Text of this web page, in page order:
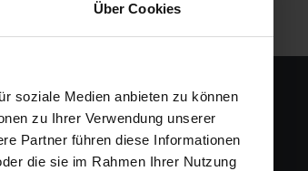
Über Cookies
soziale Medien anbieten zu können
zu Ihrer Verwendung unserer
Partner führen diese Informationen
die sie im Rahmen Ihrer Nutzung
Rechtliches
Impressum
AGB